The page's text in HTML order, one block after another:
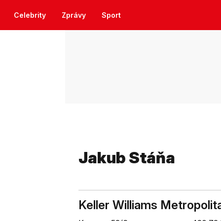
Celebrity Zprávy Sport
Jakub Stáňa
Keller Williams